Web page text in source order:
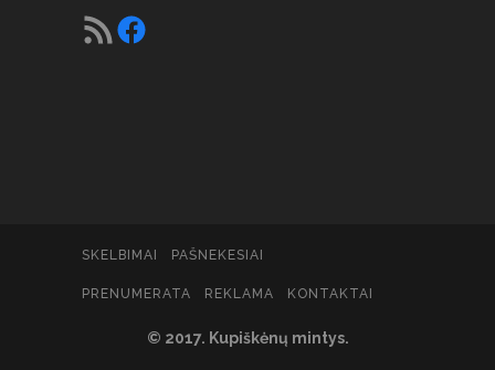
SKELBIMAI PAŠNEKESIAI
© 2017. Kupiškėnų mintys.
PRENUMERATA REKLAMA KONTAKTAI